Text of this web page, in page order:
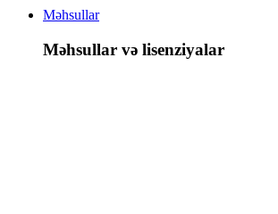
Məhsullar
Məhsullar və lisenziyalar